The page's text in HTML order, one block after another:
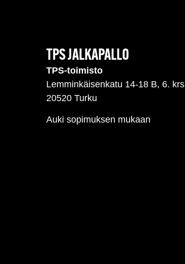
TPS JALKAPALLO
TPS-toimisto
Lemminkäisenkatu 14-18 B, 6. krs
20520 Turku
Auki sopimuksen mukaan